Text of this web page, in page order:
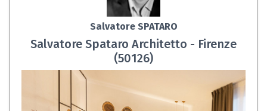
Salvatore SPATARO
Salvatore Spataro Architetto - Firenze
(50126)